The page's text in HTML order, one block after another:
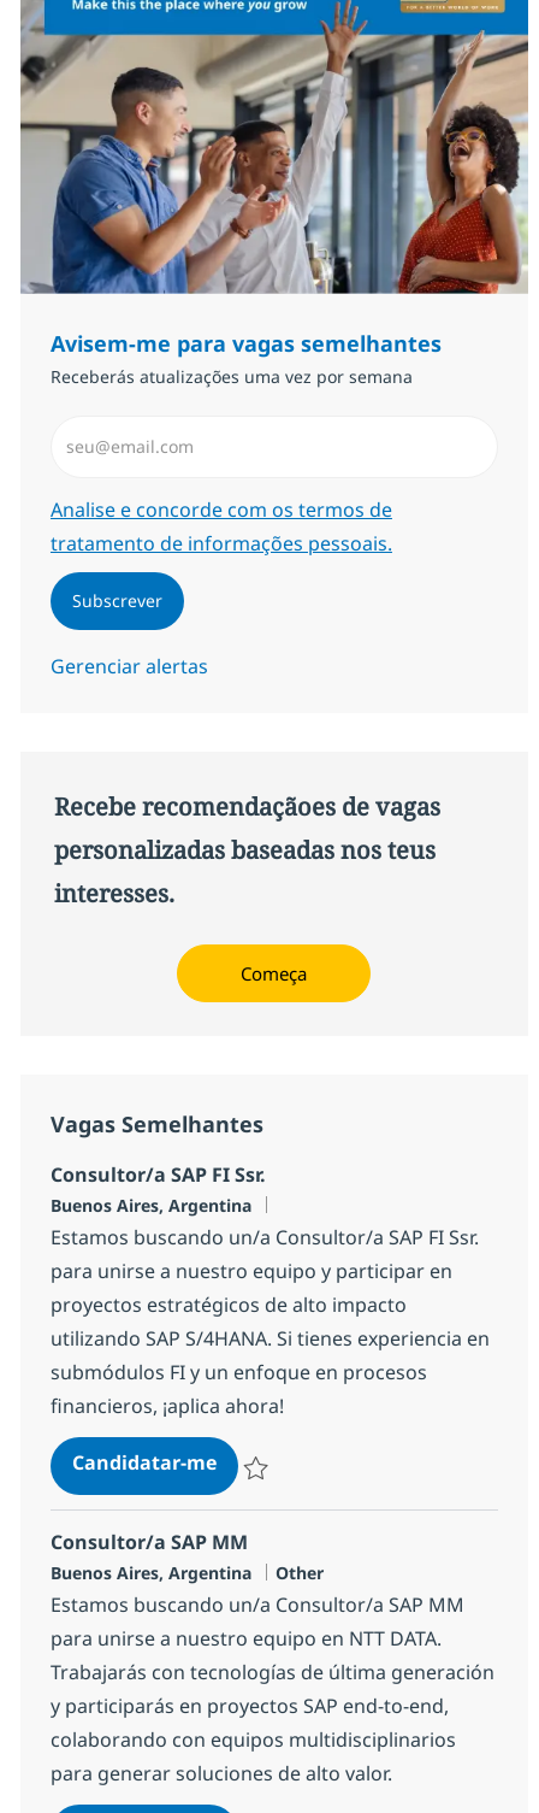
Avisem-me para vagas semelhantes
Receberás atualizações uma vez por semana
Required
Analise e concorde com os termos de
tratamento de informações pessoais.
Subscrever
Gerenciar alertas
Recebe recomendaçãoes de vagas
personalizadas baseadas nos teus
interesses.
Começa
Vagas Semelhantes
Consultor/a SAP FI Ssr.
Localização
Buenos Aires, Argentina
Estamos buscando un/a Consultor/a SAP FI Ssr.
para unirse a nuestro equipo y participar en
proyectos estratégicos de alto impacto
utilizando SAP S/4HANA. Si tienes experiencia en
submódulos FI y un enfoque en procesos
financieros, ¡aplica ahora!
Candidatar-meConsultor/a SAP FI Ssr.
Consultor/a SAP MM
Localização
Buenos Aires, Argentina Categoria
Other
Estamos buscando un/a Consultor/a SAP MM
para unirse a nuestro equipo en NTT DATA.
Trabajarás con tecnologías de última generación
y participarás en proyectos SAP end-to-end,
colaborando con equipos multidisciplinarios
para generar soluciones de alto valor.